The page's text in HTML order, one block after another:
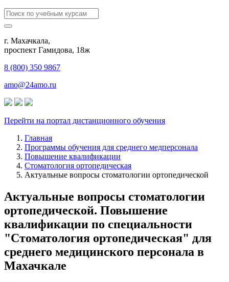
г. Махачкала,
​проспект Гамидова, 18ж
8 (800) 350 9867
amo@24amo.ru
Перейти на портал дистанционного обучения
Главная
Программы обучения для среднего медперсонала
Повышение квалификации
Стоматология ортопедическая
Актуальные вопросы стоматологии ортопедической
Актуальные вопросы стоматологии
ортопедической. Повышение
квалификации по специальности
"Стоматология ортопедическая" для
среднего медицинского персонала в
Махачкале